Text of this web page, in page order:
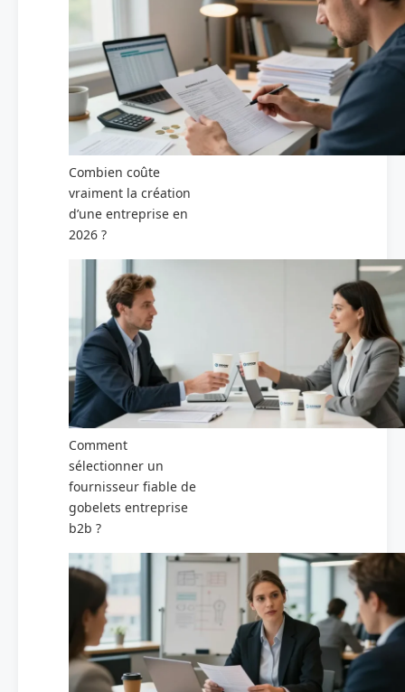
Combien coûte
vraiment la création
d’une entreprise en
2026 ?
Comment
sélectionner un
fournisseur fiable de
gobelets entreprise
b2b ?